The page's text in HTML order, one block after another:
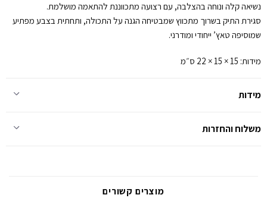
נשיאה קלה ונוחה בהצלבה, עם רצועה מתכווננת להתאמה מושלמת.
סגירת התיק בשרוך מתכווץ שמבטיחה הגנה על התכולה, ותחתית בצבע מפתיע
שמוסיפה טאץ’ ייחודי ומודרני.
מידות: 15 × 15 × 22 ס״מ
מידות
משלוח והחזרות
מוצרים קשורים